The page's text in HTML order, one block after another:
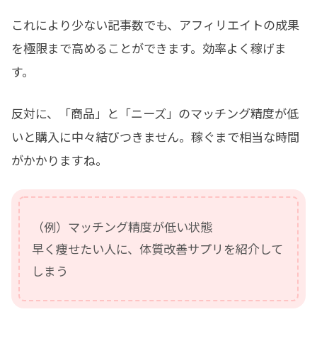
これにより少ない記事数でも、アフィリエイトの成果
を極限まで高めることができます。効率よく稼げま
す。
反対に、「商品」と「ニーズ」のマッチング精度が低
いと購入に中々結びつきません。稼ぐまで相当な時間
がかかりますね。
（例）マッチング精度が低い状態
早く痩せたい人に、体質改善サプリを紹介して
しまう